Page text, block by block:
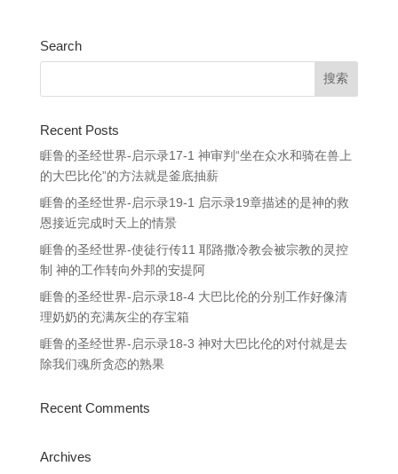
Search
Recent Posts
睚鲁的圣经世界-启示录17-1 神审判“坐在众水和骑在兽上
的大巴比伦”的方法就是釜底抽薪
睚鲁的圣经世界-启示录19-1 启示录19章描述的是神的救
恩接近完成时天上的情景
睚鲁的圣经世界-使徒行传11 耶路撒冷教会被宗教的灵控
制 神的工作转向外邦的安提阿
睚鲁的圣经世界-启示录18-4 大巴比伦的分别工作好像清
理奶奶的充满灰尘的存宝箱
睚鲁的圣经世界-启示录18-3 神对大巴比伦的对付就是去
除我们魂所贪恋的熟果
Recent Comments
Archives